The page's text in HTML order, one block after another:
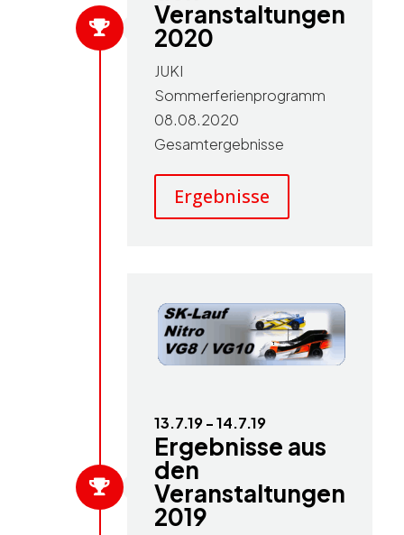
 Veranstaltungen
2020
JUKI
Sommerferienprogramm
08.08.2020
Gesamtergebnisse
Ergebnisse

13.7.19 - 14.7.19
Ergebnisse aus
den
Veranstaltungen
2019